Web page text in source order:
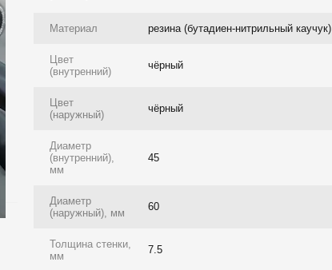
Материал резина (бутадиен-нитрильный каучук)
Цвет
(внутренний)
чёрный
Цвет
(наружный)
чёрный
Диаметр
(внутренний),
мм
45
Диаметр
(наружный), мм
60
Толщина стенки,
мм
7.5